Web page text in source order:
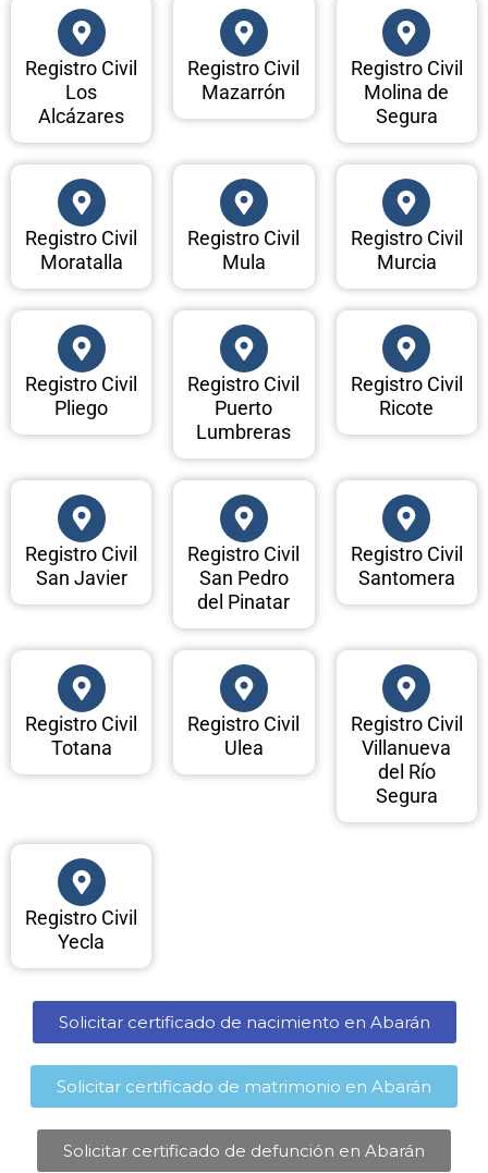
Registro Civil
Los
Alcázares
Registro Civil
Mazarrón
Registro Civil
Molina de
Segura
Registro Civil
Moratalla
Registro Civil
Mula
Registro Civil
Murcia
Registro Civil
Pliego
Registro Civil
Puerto
Lumbreras
Registro Civil
Ricote
Registro Civil
San Javier
Registro Civil
San Pedro
del Pinatar
Registro Civil
Santomera
Registro Civil
Totana
Registro Civil
Ulea
Registro Civil
Villanueva
del Río
Segura
Registro Civil
Yecla
Solicitar certificado de nacimiento en Abarán​
Solicitar certificado de matrimonio en Abarán​
Solicitar certificado de defunción en Abarán​